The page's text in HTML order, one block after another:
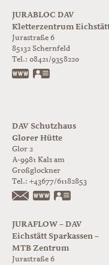
JURABLOC DAV
Kletterzentrum
Jurastraße 6
85132 Schernfeld
Tel.: 08421/9358220
www.jurabloc.de
DAV Schutzhaus
Glorer Hütte
Glor 2
A-9981 Kals am
Großglockner
Tel.: +43677/61182853
https://
JURAFLOW – DAV
Eichstätt Sparkassen –
MTB Zentrum
Jurastraße 6